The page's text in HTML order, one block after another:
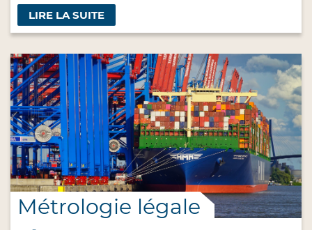
LIRE LA SUITE
Métrologie légale